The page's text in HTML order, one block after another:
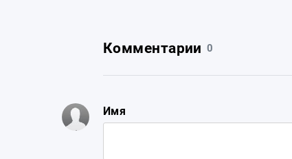
Комментарии 0
Имя